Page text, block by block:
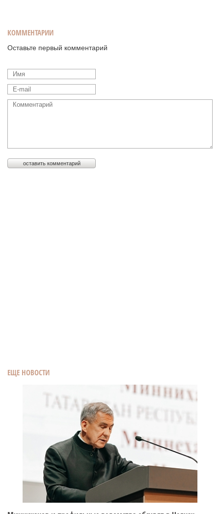
ЕЩЕ НОВОСТИ
КОММЕНТАРИИ
Оставьте первый комментарий